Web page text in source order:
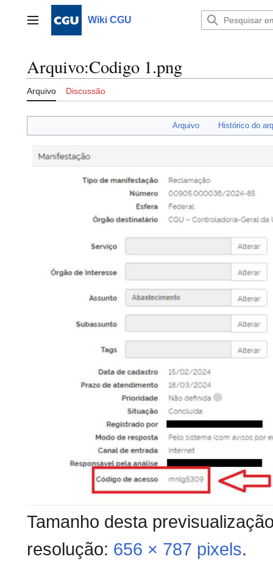
Menu principalWiki CGU
Arquivo:Codigo 1.png
Arquivo Discussão
Arquivo Histórico do
Tamanho desta
resolução: 656 × 787 pixels.